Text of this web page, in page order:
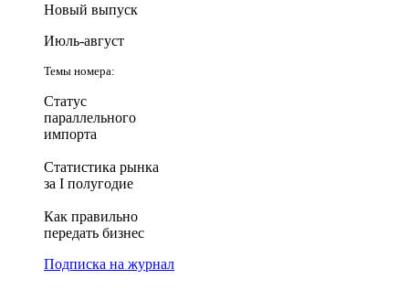
Новый выпуск
Июль-август
Темы номера:
Статус
параллельного
импорта
Статистика рынка
за I полугодие
Как правильно
передать бизнес
Подписка на журнал